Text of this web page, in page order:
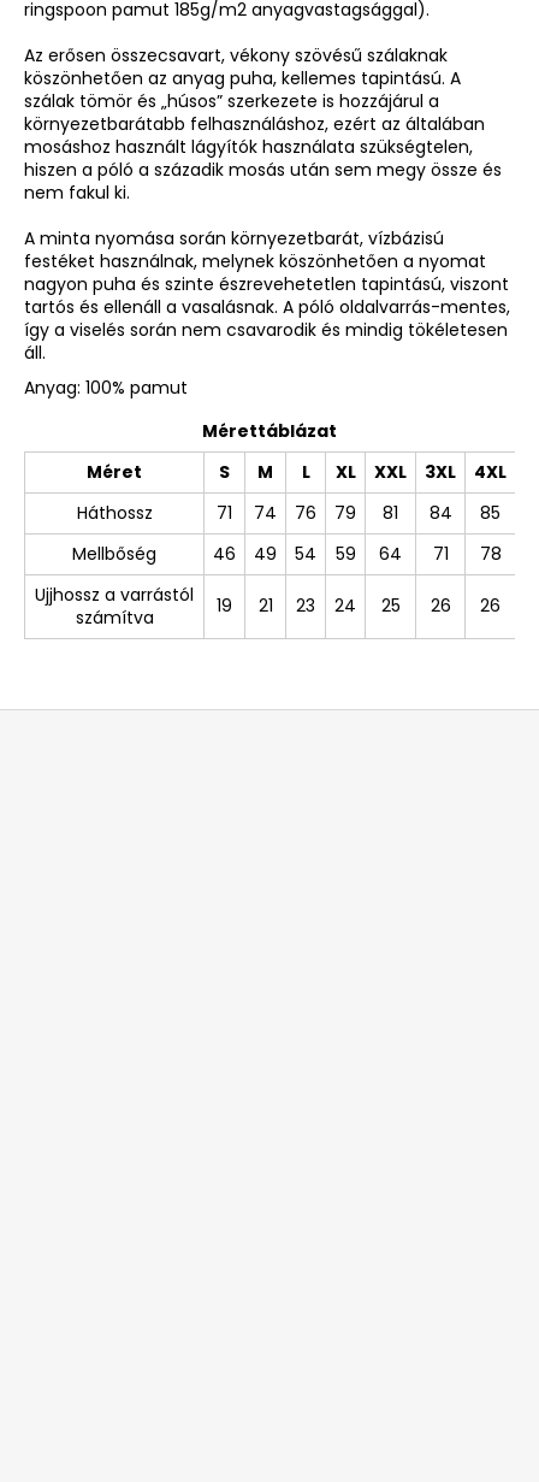
ringspoon pamut 185g/m2 anyagvastagsággal).
Az erősen összecsavart, vékony szövésű szálaknak
köszönhetően az anyag puha, kellemes tapintású. A
szálak tömör és „húsos” szerkezete is hozzájárul a
környezetbarátabb felhasználáshoz, ezért az általában
mosáshoz használt lágyítók használata szükségtelen,
hiszen a póló a századik mosás után sem megy össze és
nem fakul ki.
A minta nyomása során környezetbarát, vízbázisú
festéket használnak, melynek köszönhetően a nyomat
nagyon puha és szinte észrevehetetlen tapintású, viszont
tartós és ellenáll a vasalásnak. A póló oldalvarrás-mentes,
így a viselés során nem csavarodik és mindig tökéletesen
áll.
Anyag: 100% pamut
Mérettáblázat
Méret
S M L XL XXL 3XL
4XL
Háthossz
71 74 76 79 81 84
85
Mellbőség
46 49 54 59 64 71
78
Ujjhossz a varrástól
számítva
19 21 23 24 25 26 26
L